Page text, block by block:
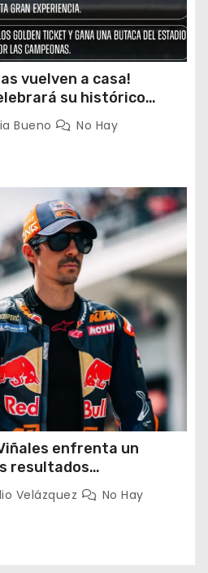
vuelven a casa!
su histórico
fiesta ante Cruz
Bueno
No Hay
enfrenta un
resultados
Velázquez
No Hay